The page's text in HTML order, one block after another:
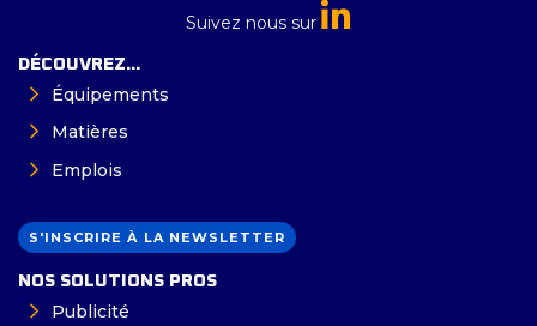
Suivez nous sur
DÉCOUVREZ...
Équipements
Matières
Emplois
S'INSCRIRE À LA NEWSLETTER
NOS SOLUTIONS PROS
Publicité